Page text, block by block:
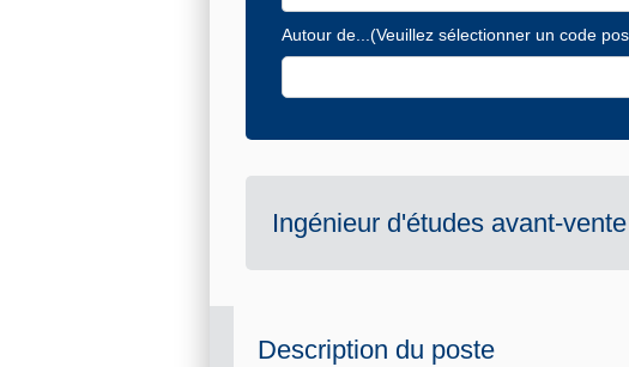
Autour de...(Veuillez sélectionner un code
Ingénieur d'études avant-
Description du poste